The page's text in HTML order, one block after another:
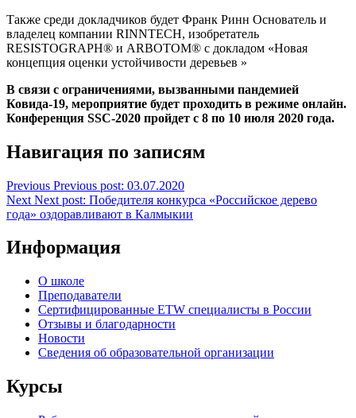
Также среди докладчиков будет Франк Ринн Основатель и
владелец компании RINNTECH, изобретатель
RESISTOGRAPH® и ARBOTOM® с докладом «Новая
концепция оценки устойчивости деревьев »
В связи с ограничениями, вызванными пандемией
Ковида-19, мероприятие будет проходить в режиме онлайн.
Конференция SSC-2020 пройдет с 8 по 10 июля 2020 года.
Навигация по записям
Previous Previous post: 03.07.2020
Next Next post: Победителя конкурса «Российское дерево
года» оздоравливают в Калмыкии
Информация
О школе
Преподаватели
Сертифицированные ETW специалисты в России
Отзывы и благодарности
Новости
Сведения об образовательной организации
Курсы